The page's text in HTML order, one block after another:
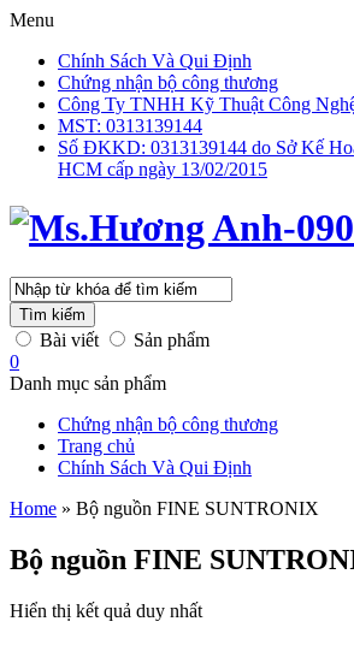
Menu
Chính Sách Và Qui Định
Chứng nhận bộ công thương
Công Ty TNHH Kỹ Thuật Công
MST: 0313139144
Số ĐKKD: 0313139144 do Sở Kế
HCM cấp ngày 13/02/2015
Tìm kiếm
Bài viết
Sản phẩm
0
Danh mục sản phẩm
Chứng nhận bộ công thương
Trang chủ
Chính Sách Và Qui Định
Home » Bộ nguồn FINE SUNTRONIX
Bộ nguồn FINE
Hiển thị kết quả duy nhất